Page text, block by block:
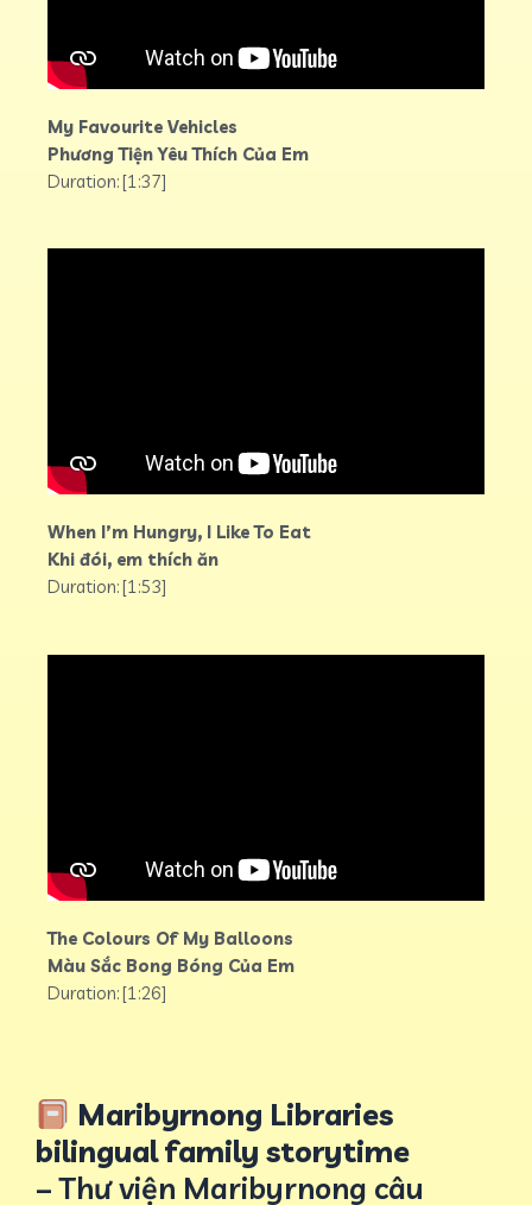
My Favourite Vehicles
Phương Tiện Yêu Thích Của Em
Duration: [1:37]
When I’m Hungry, I Like To Eat
Khi đói, em thích ăn
Duration: [1:53]
The Colours Of My Balloons
Màu Sắc Bong Bóng Của Em
Duration: [1:26]
Maribyrnong Libraries
bilingual family storytime
– Thư viện Maribyrnong câu